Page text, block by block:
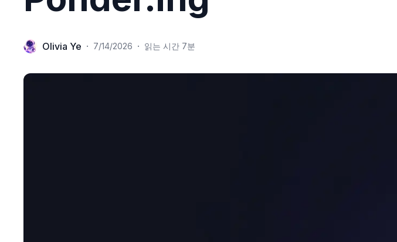
Olivia Ye · 7/14/2026 · 읽는 시간 7분